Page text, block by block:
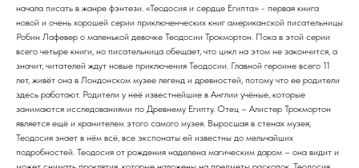
начала писать в жанре фэнтези. «Теодосия и сердце Египта» - первая книга
новой и очень хорошей серии приключенческих книг американской писательницы
Робин Лафевер о маленькой девочке Теодосии Трокмортон. Пока в этой серии
всего четыре книги, но писательница обещает, что цикл на этом не закончится, а
значит, читателей ждут новые приключения Теодосии. Главной героине всего 11
лет, живёт она в Лондонском музее легенд и древностей, потому что ее родители
здесь работают. Родители у неё известнейшие в Англии учёные, которые
занимаются исследованиями по Древнему Египту. Отец – Алистер Трокмортон
является ещё и хранителем этого самого музея. Выросшая в стенах музея,
Теодосия знает в нём всё, все экспонаты ей известны до мельчайших
подробностей. Теодосия от рождения наделена магическим даром – она видит и